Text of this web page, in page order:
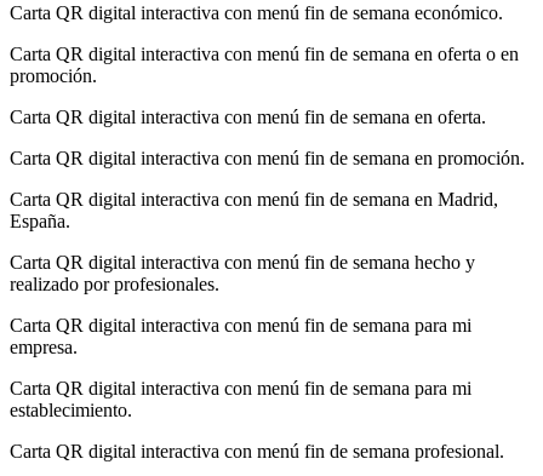
Carta QR digital interactiva con menú fin de semana económico.
Carta QR digital interactiva con menú fin de semana en oferta o en
promoción.
Carta QR digital interactiva con menú fin de semana en oferta.
Carta QR digital interactiva con menú fin de semana en promoción.
Carta QR digital interactiva con menú fin de semana en Madrid,
España.
Carta QR digital interactiva con menú fin de semana hecho y
realizado por profesionales.
Carta QR digital interactiva con menú fin de semana para mi
empresa.
Carta QR digital interactiva con menú fin de semana para mi
establecimiento.
Carta QR digital interactiva con menú fin de semana profesional.